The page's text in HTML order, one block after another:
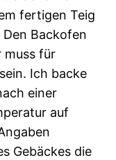
fertigen Teig
Backofen
muss für
Ich backe
einer
auf
Gebäckes die